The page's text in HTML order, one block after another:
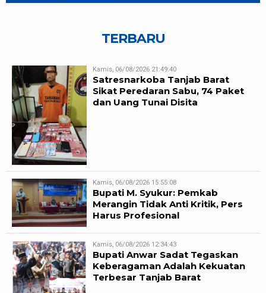
TERBARU
Kamis, 06/08/2026 21:49:40
Satresnarkoba Tanjab Barat
Sikat Peredaran Sabu, 74 Paket
dan Uang Tunai Disita
Kamis, 06/08/2026 15:55:08
Bupati M. Syukur: Pemkab
Merangin Tidak Anti Kritik, Pers
Harus Profesional
Kamis, 06/08/2026 12:34:43
Bupati Anwar Sadat Tegaskan
Keberagaman Adalah Kekuatan
Terbesar Tanjab Barat